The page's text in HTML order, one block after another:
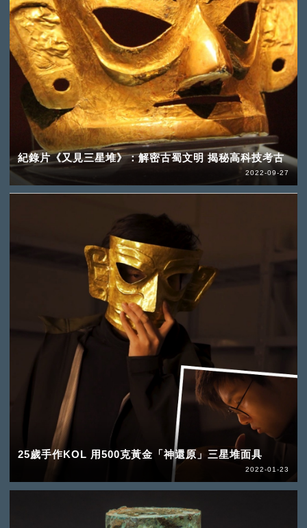
紀錄片《又見三星堆》：解密古蜀文明 揭秘高科技考古
2022-09-27
25歲手作KOL 用500克黃金「神還原」三星堆面具
2022-01-23